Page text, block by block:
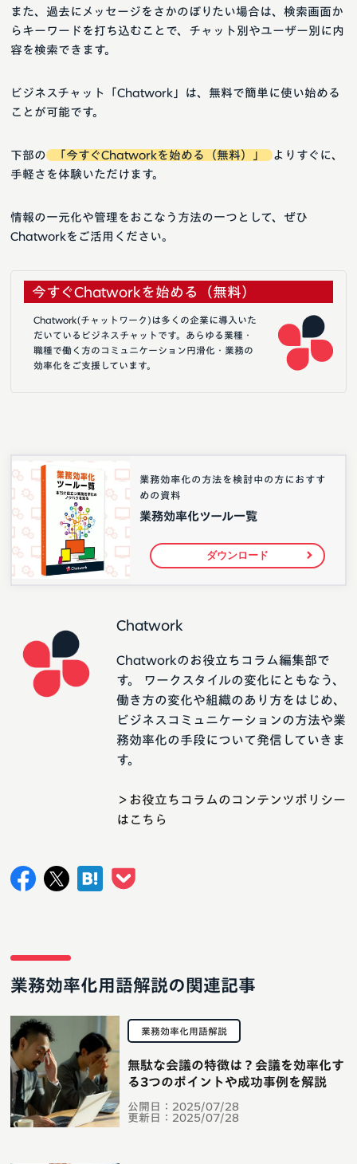
また、過去にメッセージをさかのぼりたい場合は、検索画面か
らキーワードを打ち込むことで、チャット別やユーザー別に内
容を検索できます。
ビジネスチャット「Chatwork」は、無料で簡単に使い始める
ことが可能です。
下部の 「今すぐChatworkを始める（無料）」
よりすぐに、
手軽さを体験いただけます。
情報の一元化や管理をおこなう方法の一つとして、ぜひ
Chatworkをご活用ください。
今すぐChatworkを始める（無料）
Chatwork(チャットワーク)は多くの企業に導入いた
だいているビジネスチャットです。あらゆる業種・
職種で働く方のコミュニケーション円滑化・業務の
効率化をご支援しています。
業務効率化の方法を検討中の方におすす
めの資料
業務効率化ツール一覧
ダウンロード
Chatwork
Chatworkのお役立ちコラム編集部で
す。 ワークスタイルの変化にともなう、
働き方の変化や組織のあり方をはじめ、
ビジネスコミュニケーションの方法や業
務効率化の手段について発信していきま
す。
＞お役立ちコラムのコンテンツポリシー
はこちら
業務効率化用語解説の関連記事
業務効率化用語解説
公開日： 2025/07/28
更新日： 2025/07/28
無駄な会議の特徴は？会議を効率化す
る3つのポイントや成功事例を解説